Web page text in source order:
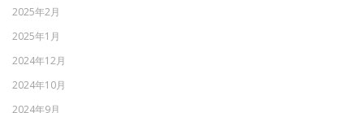
2025年2月
2025年1月
2024年12月
2024年10月
2024年9月